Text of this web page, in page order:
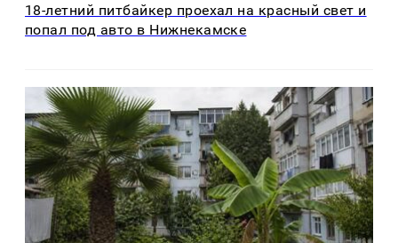
18-летний питбайкер проехал на красный свет и
попал под авто в Нижнекамске